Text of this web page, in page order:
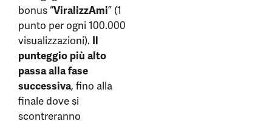
bonus “ViralizzAmi” (1
punto per ogni 100.000
visualizzazioni). Il
punteggio più alto
passa alla fase
successiva, fino alla
finale dove si
scontreranno